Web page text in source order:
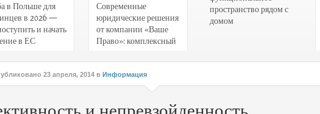
в Польше для
в 2026 —
и начать
в ЕС
Современные
юридические решения
от компании «Ваше
Право»: комплексный
интересов клиентов
пространство рядом с
домом
23 апреля, 2014 в Информация
и непревзойденность